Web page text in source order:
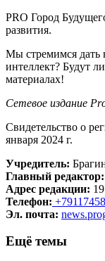
PRO Город
развития.
Мы стремимся дать
интеллект? Будут
материалах!
Сетевое издание
Свидетельство о
января 2024 г.
Учредитель:
Главный редактор:
Адрес редакции:
Телефон:
Эл. почта:
Ещё темы